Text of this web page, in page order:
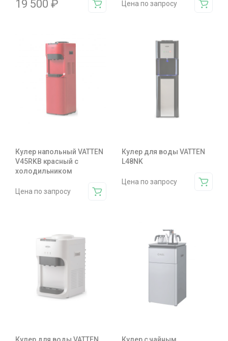
19 500 ₽ Цена по запросу
Кулер напольный VATTEN
V45RKB красный с
холодильником
Цена по запросу
Кулер для воды VATTEN
L48NK
Цена по запросу